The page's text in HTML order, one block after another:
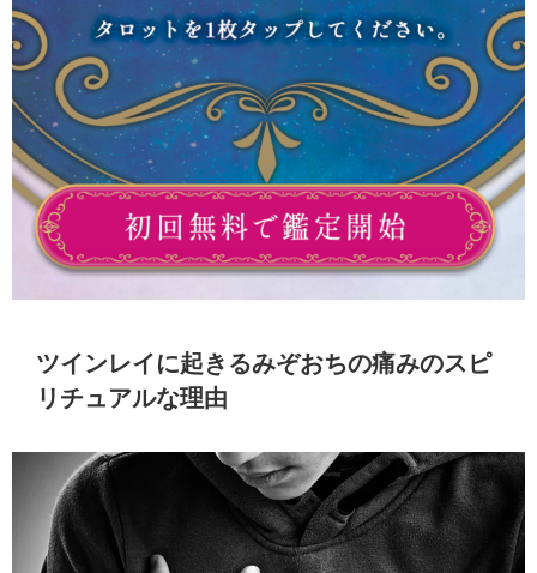
ツインレイに起きるみぞおちの痛みのスピ
リチュアルな理由